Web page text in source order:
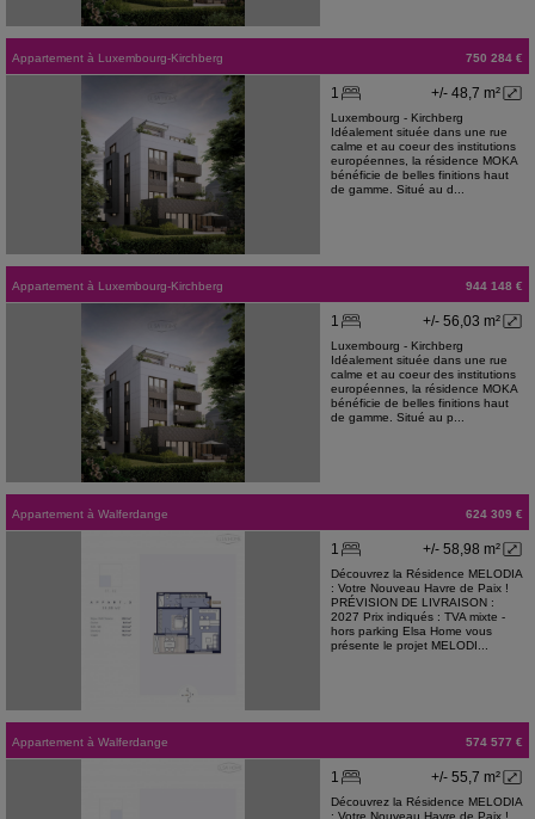
Appartement à Luxembourg-Kirchberg 750 284 €
+/- 48,7 m²
1
Luxembourg - Kirchberg
Idéalement située dans une rue
calme et au coeur des institutions
européennes, la résidence MOKA
bénéficie de belles finitions haut
de gamme. Situé au d...
Appartement à Luxembourg-Kirchberg 944 148 €
+/- 56,03 m²
1
Luxembourg - Kirchberg
Idéalement située dans une rue
calme et au coeur des institutions
européennes, la résidence MOKA
bénéficie de belles finitions haut
de gamme. Situé au p...
Appartement à Walferdange 624 309 €
+/- 58,98 m²
1
Découvrez la Résidence MELODIA
: Votre Nouveau Havre de Paix !
PRÉVISION DE LIVRAISON :
2027 Prix indiqués : TVA mixte -
hors parking Elsa Home vous
présente le projet MELODI...
Appartement à Walferdange 574 577 €
+/- 55,7 m²
1
Découvrez la Résidence MELODIA
: Votre Nouveau Havre de Paix !